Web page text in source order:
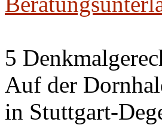
5
Auf der
in Stuttgart-